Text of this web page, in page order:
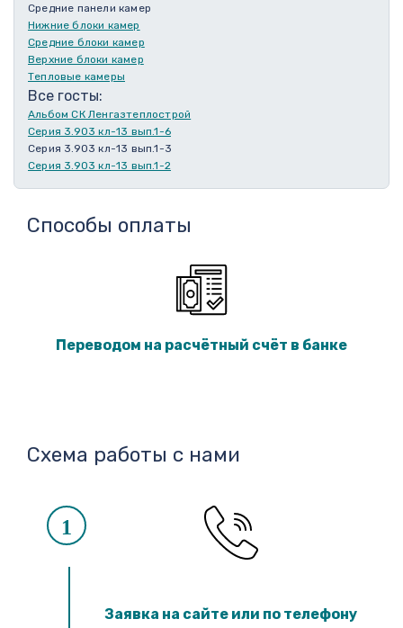
Средние панели камер
Нижние блоки камер
Средние блоки камер
Верхние блоки камер
Тепловые камеры
Все госты:
Альбом СК Ленгазтеплострой
Серия 3.903 кл-13 вып.1-6
Серия 3.903 кл-13 вып.1-3
Серия 3.903 кл-13 вып.1-2
Способы оплаты
Переводом на расчётный счёт в банке
Схема работы с нами
1
Заявка на сайте или по телефону